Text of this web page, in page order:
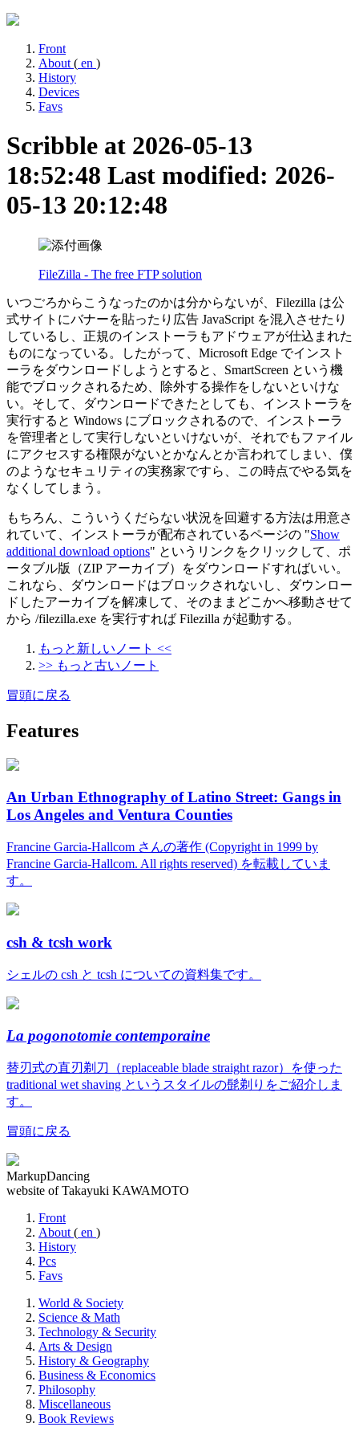
Front
About ( en )
History
Devices
Favs
Scribble at 2026-05-13
18:52:48 Last modified: 2026-
05-13 20:12:48
FileZilla - The free FTP solution
いつごろからこうなったのかは分からないが、Filezilla は公
式サイトにバナーを貼ったり広告 JavaScript を混入させたり
しているし、正規のインストーラもアドウェアが仕込まれた
ものになっている。したがって、Microsoft Edge でインスト
ーラをダウンロードしようとすると、SmartScreen という機
能でブロックされるため、除外する操作をしないといけな
い。そして、ダウンロードできたとしても、インストーラを
実行すると Windows にブロックされるので、インストーラ
を管理者として実行しないといけないが、それでもファイル
にアクセスする権限がないとかなんとか言われてしまい、僕
のようなセキュリティの実務家ですら、この時点でやる気を
なくしてしまう。
もちろん、こういうくだらない状況を回避する方法は用意さ
れていて、インストーラが配布されているページの "Show
additional download options" というリンクをクリックして、ポ
ータブル版（ZIP アーカイブ）をダウンロードすればいい。
これなら、ダウンロードはブロックされないし、ダウンロー
ドしたアーカイブを解凍して、そのままどこかへ移動させて
から /filezilla.exe を実行すれば Filezilla が起動する。
もっと新しいノート <<
>> もっと古いノート
冒頭に戻る
Features
An Urban Ethnography of Latino Street: Gangs in
Los Angeles and Ventura Counties
Francine Garcia-Hallcom さんの著作 (Copyright in 1999 by
Francine Garcia-Hallcom. All rights reserved) を転載していま
す。
csh & tcsh work
シェルの csh と tcsh についての資料集です。
La pogonotomie contemporaine
替刃式の直刃剃刀（replaceable blade straight razor）を使った
traditional wet shaving というスタイルの髭剃りをご紹介しま
す。
冒頭に戻る
MarkupDancing
website of Takayuki KAWAMOTO
Front
About ( en )
History
Pcs
Favs
World & Society
Science & Math
Technology & Security
Arts & Design
History & Geography
Business & Economics
Philosophy
Miscellaneous
Book Reviews